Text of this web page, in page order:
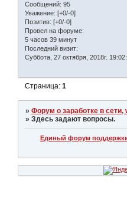
Сообщений: 95
Уважение: [+0/-0]
Позитив: [+0/-0]
Провел на форуме:
5 часов 39 минут
Последний визит:
Суббота, 27 октября, 2018г.
Страница:1
»Форум о заработке в сети,
»Здесь задают вопросы.
Единый форум